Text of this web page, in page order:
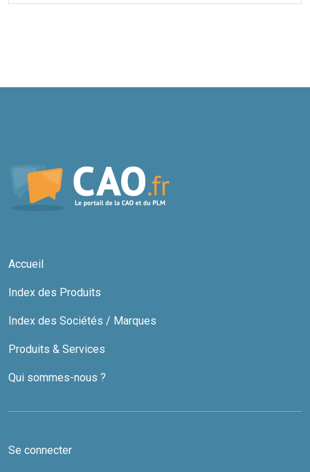
Accueil
Index des Produits
Index des Sociétés / Marques
Produits & Services
Qui sommes-nous ?
Se connecter